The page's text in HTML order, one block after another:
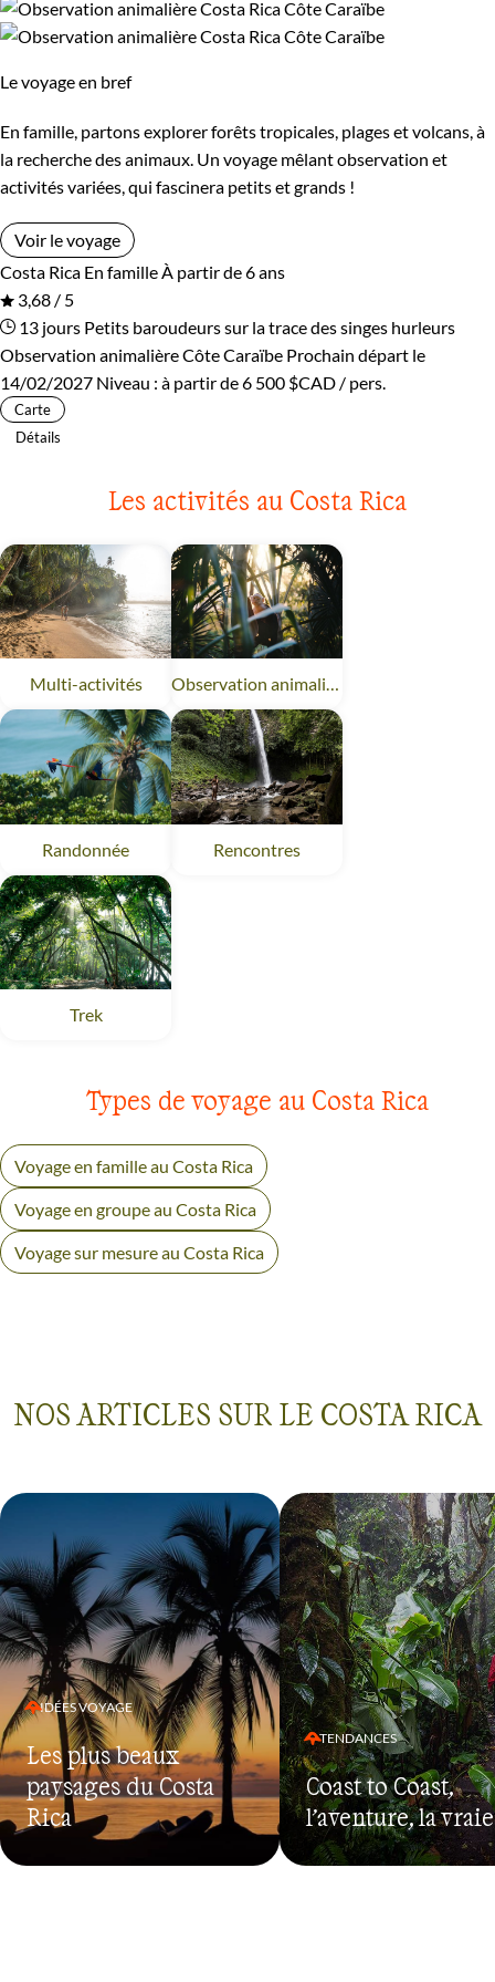
Le voyage en bref
En famille, partons explorer forêts tropicales, plages et volcans, à
la recherche des animaux. Un voyage mêlant observation et
activités variées, qui fascinera petits et grands !
Voir le voyage
Costa Rica En famille À partir de 6 ans
3,68 / 5
13 jours Petits baroudeurs sur la trace des singes hurleurs
Observation animalière Côte Caraïbe Prochain départ le
14/02/2027 Niveau : à partir de6 500 $CAD / pers.
Carte
Détails
Les activités au Costa Rica
Multi-activitésCosta Rica Observation animalière
Randonnée Rencontres
TrekCosta Rica
Types de voyage au Costa Rica
Voyage en famille au Costa Rica
Voyage en groupe au Costa Rica
Voyage sur mesure au Costa Rica
NOS ARTICLES SUR LE COSTA RICA
IDÉES VOYAGE
Les plus beaux
paysages du Costa
Rica
TENDANCES
Coast to Coast,
l’aventure, la